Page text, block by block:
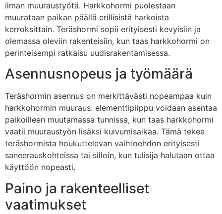
ilman muuraustyötä. Harkkohormi puolestaan
muurataan paikan päällä erillisistä harkoista
kerroksittain. Teräshormi sopii erityisesti kevyisiin ja
olemassa oleviin rakenteisiin, kun taas harkkohormi on
perinteisempi ratkaisu uudisrakentamisessa.
Asennusnopeus ja työmäärä
Teräshormin asennus on merkittävästi nopeampaa kuin
harkkohormin muuraus: elementtipiippu voidaan asentaa
paikoilleen muutamassa tunnissa, kun taas harkkohormi
vaatii muuraustyön lisäksi kuivumisaikaa. Tämä tekee
teräshormista houkuttelevan vaihtoehdon erityisesti
saneerauskohteissa tai silloin, kun tulisija halutaan ottaa
käyttöön nopeasti.
Paino ja rakenteelliset
vaatimukset